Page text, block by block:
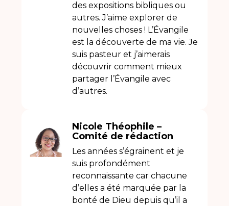
des expositions bibliques ou
autres. J’aime explorer de
nouvelles choses ! L’Évangile
est la découverte de ma vie. Je
suis pasteur et j’aimerais
découvrir comment mieux
partager l’Évangile avec
d’autres.
Nicole Théophile –
Comité de rédaction
Les années s’égrainent et je
suis profondément
reconnaissante car chacune
d’elles a été marquée par la
bonté de Dieu depuis qu’il a